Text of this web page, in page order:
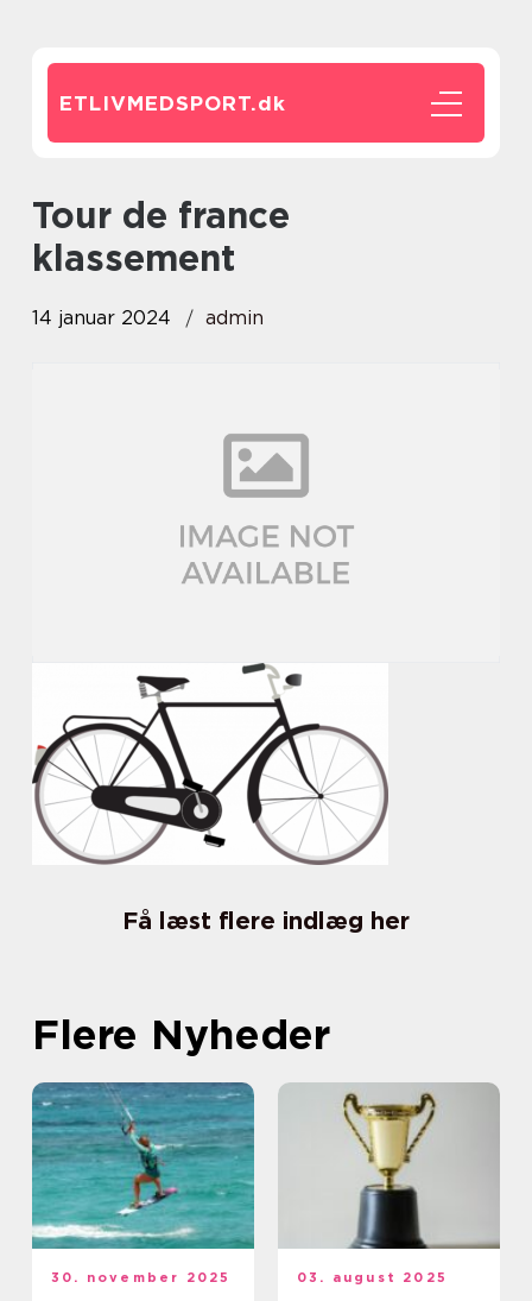
ETLIVMEDSPORT.dk
tour de france
klassement
14 januar 2024 admin
Få læst flere indlæg her
Flere Nyheder
30. november 2025 03. august 2025